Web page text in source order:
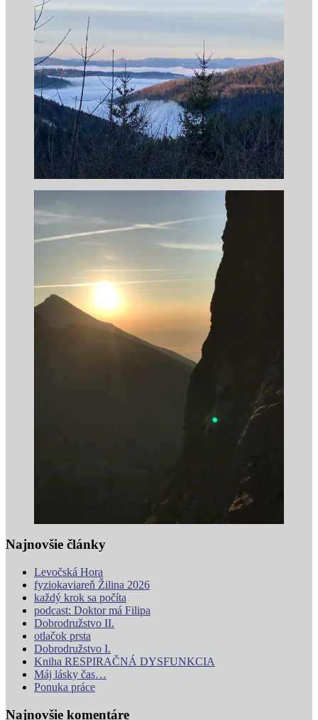
Najnovšie články
Levočská Hora
fyziokaviareň Žilina 2026
každý krok sa počíta
podcast: Doktor má Filipa
Dobrodružstvo II.
otlačok prsta
Dobrodružstvo I.
Kniha RESPIRAČNÁ DYSFUNKCIA
Máj lásky čas…
Ponuka práce
Najnovšie komentáre